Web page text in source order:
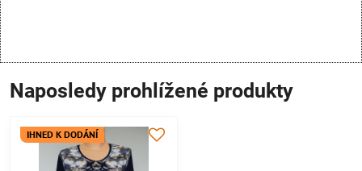
Naposledy prohlížené produkty
IHNED K DODÁNÍ